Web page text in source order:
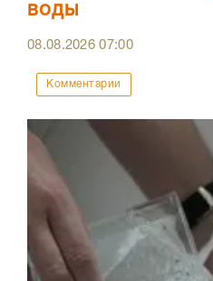
воды
08.08.202607:00
Комментарии